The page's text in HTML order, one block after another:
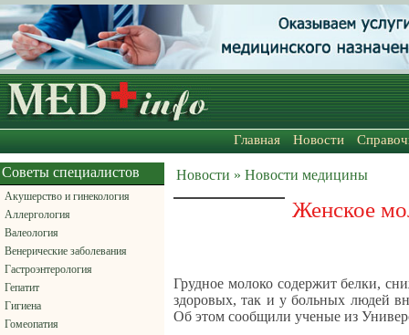
Главная Новости
Советы специалистов
Акушерство и гинекология
Аллергология
Валеология
Венерические заболевания
Гастроэнтерология
Гепатит
Гигиена
Гомеопатия
Новости » Новости медицины
Женское
Грудное молоко содержит белки,
здоровых, так и у больных людей
Об этом сообщили ученые из